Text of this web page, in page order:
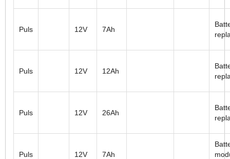
Puls 12V 7Ah
Puls 12V 12Ah
Puls 12V 26Ah
Puls 12V 7Ah